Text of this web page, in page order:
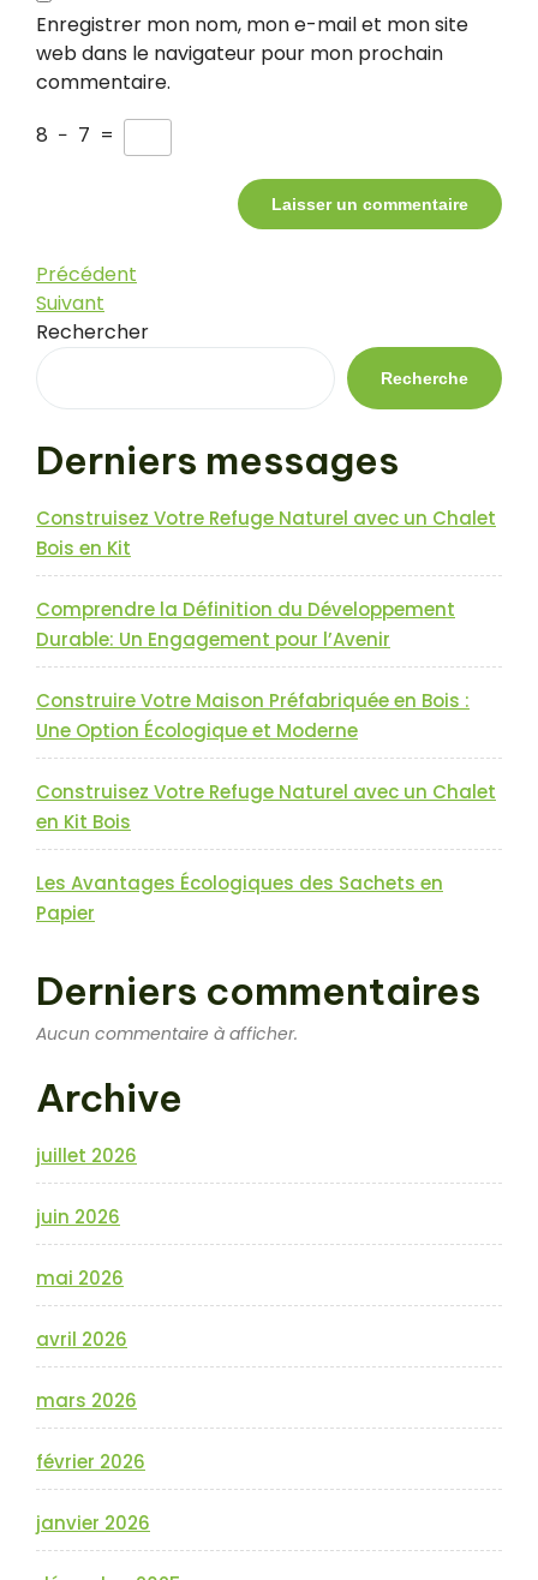
Enregistrer mon nom, mon e-mail et mon site
web dans le navigateur pour mon prochain
commentaire.
8 − 7 =
Navigation
de
l’article
Article
précédent
Précédent
Article
suivant
Suivant
Rechercher
Recherche
Derniers messages
Construisez Votre Refuge Naturel avec un Chalet
Bois en Kit
Comprendre la Définition du Développement
Durable: Un Engagement pour l’Avenir
Construire Votre Maison Préfabriquée en Bois :
Une Option Écologique et Moderne
Construisez Votre Refuge Naturel avec un Chalet
en Kit Bois
Les Avantages Écologiques des Sachets en
Papier
Derniers commentaires
Aucun commentaire à afficher.
Archive
juillet 2026
juin 2026
mai 2026
avril 2026
mars 2026
février 2026
janvier 2026